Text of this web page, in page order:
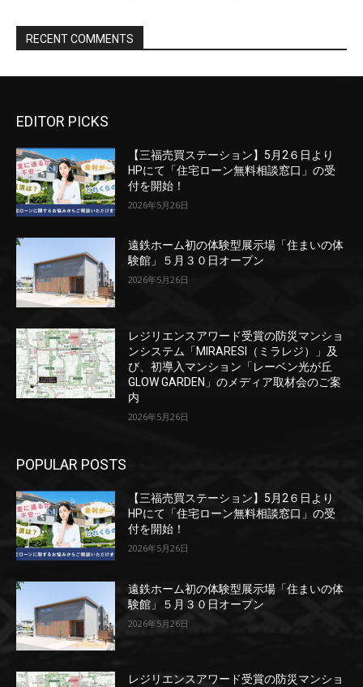
EDITOR PICKS
【三福売買ステーション】5月2６日より
HPにて「住宅ローン無料相談窓口」の受
付を開始！
2026年5月26日
遠鉄ホーム初の体験型展示場「住まいの体
験館」５月３０日オープン
2026年5月26日
レジリエンスアワード受賞の防災マンショ
ンシステム「MIRARESI（ミラレジ）」及
び、初導入マンション「レーベン光が丘
GLOW GARDEN」のメディア取材会のご案
内
2026年5月26日
POPULAR POSTS
【三福売買ステーション】5月2６日より
HPにて「住宅ローン無料相談窓口」の受
付を開始！
2026年5月26日
遠鉄ホーム初の体験型展示場「住まいの体
験館」５月３０日オープン
2026年5月26日
レジリエンスアワード受賞の防災マンショ